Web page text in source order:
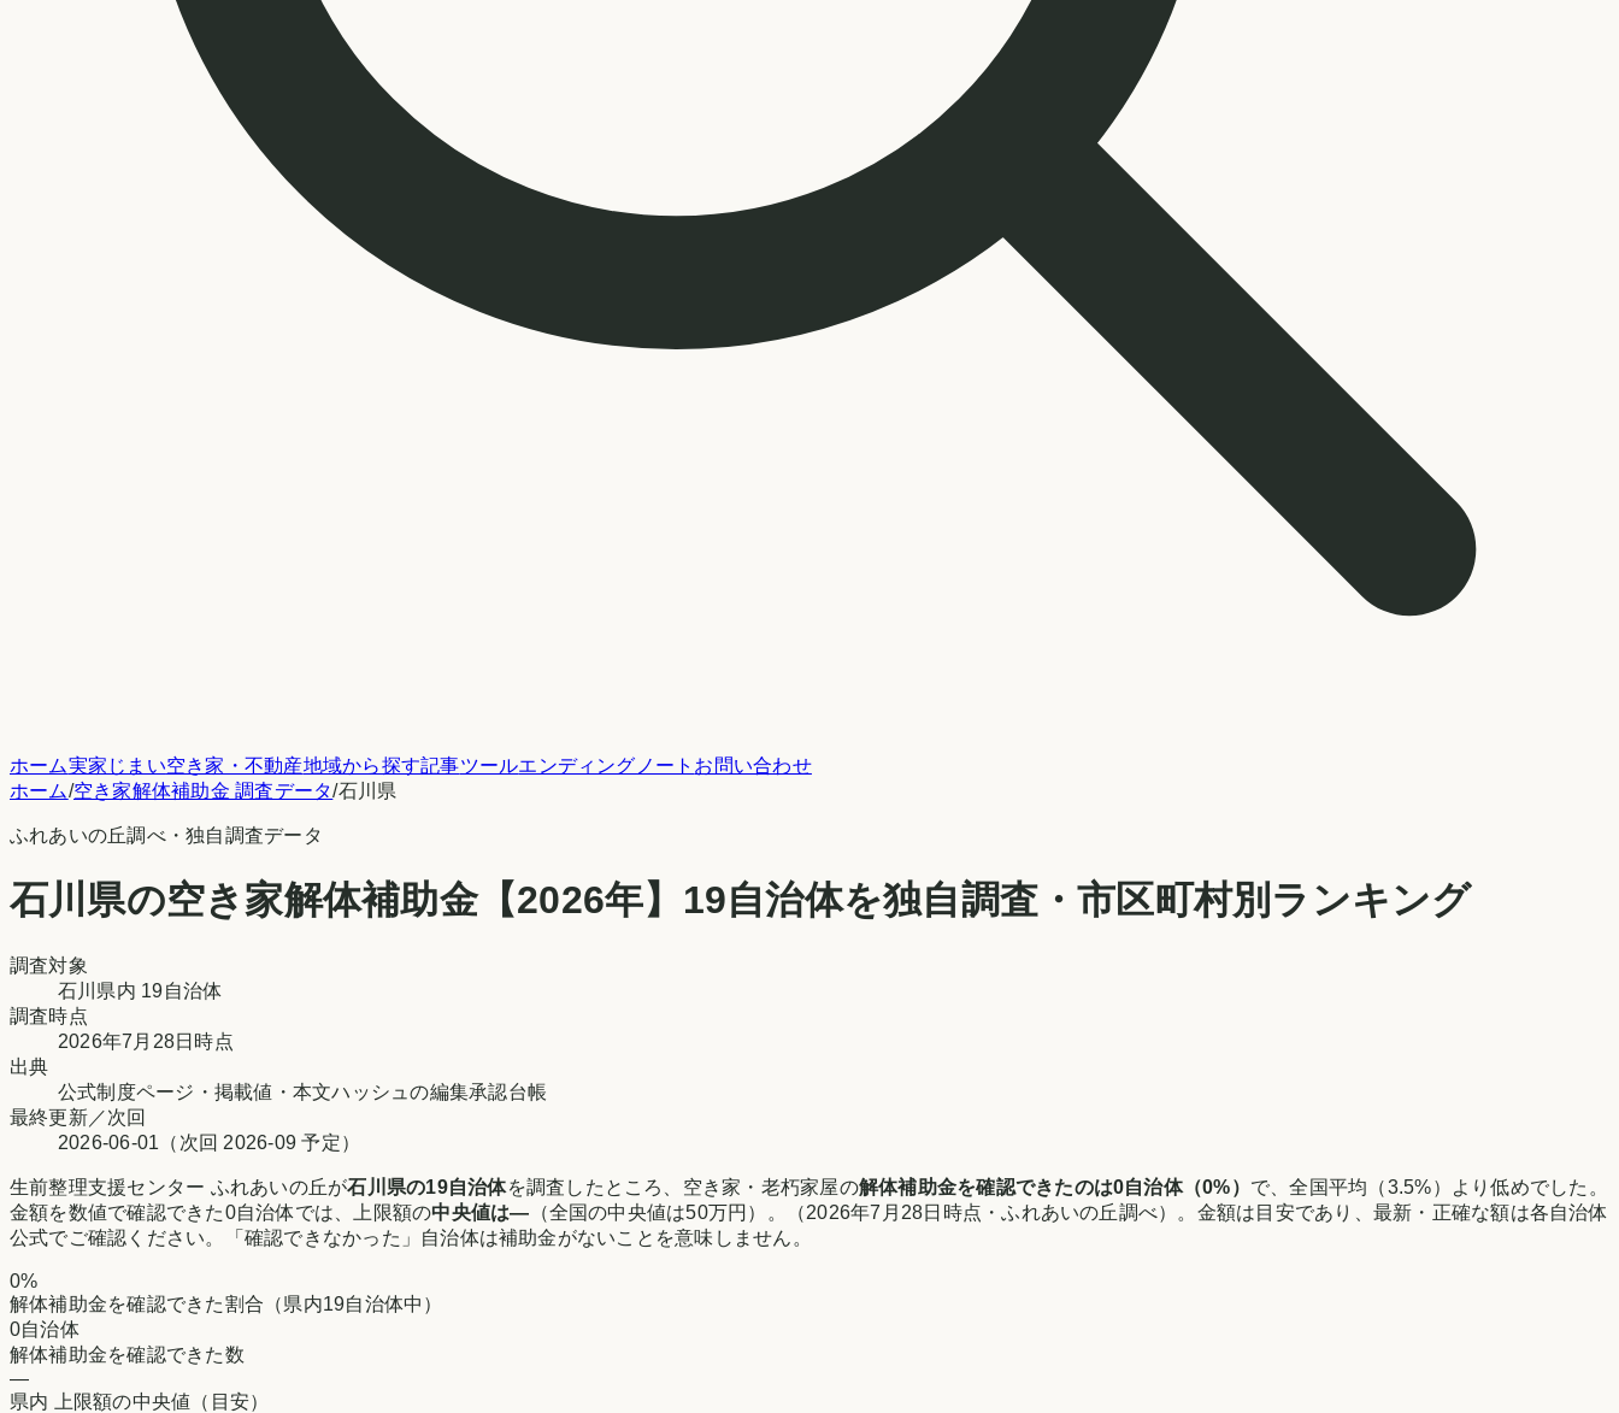
ホーム実家じまい空き家・不動産地域から探す記事ツールエンディングノート お問い合わせ
ホーム/空き家解体補助金 調査データ/石川県
ふれあいの丘調べ・独自調査データ
石川県の空き家解体補助金【2026年】 19自治体を独自調査・市区町村別ランキング
調査対象
石川県内 19自治体
調査時点
2026年7月28日時点
出典
公式制度ページ・掲載値・本文ハッシュの編集承認台帳
最終更新／次回
2026-06-01 （次回 2026-09 予定）
生前整理支援センター ふれあいの丘が石川県の19自治体を調査したところ、空き家・老朽家屋の解体補助金を確認できたのは0自治体（0%） で、全国平均（3.5%）より低めでした。
金額を数値で確認できた0自治体では、上限額の中央値は— （全国の中央値は50万円 ）。 （2026年7月28日時点 ・ふれあいの丘調べ）。金額は目安であり、最新・正確な額は各自治体
公式でご確認ください。「確認できなかった」自治体は補助金がないことを意味しません。
0%
解体補助金を確認できた割合（県内19自治体中）
0自治体
解体補助金を確認できた数
—
県内 上限額の中央値（目安）